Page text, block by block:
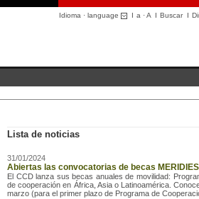
Idioma · language I a ·A I BuscarI
Lista de noticias
31/01/2024
Abiertas las convocatorias de becas
El CCD lanza sus becas anuales de movilidad:
de cooperación en África, Asia o Latinoamérica.
marzo (para el primer plazo de Programa de